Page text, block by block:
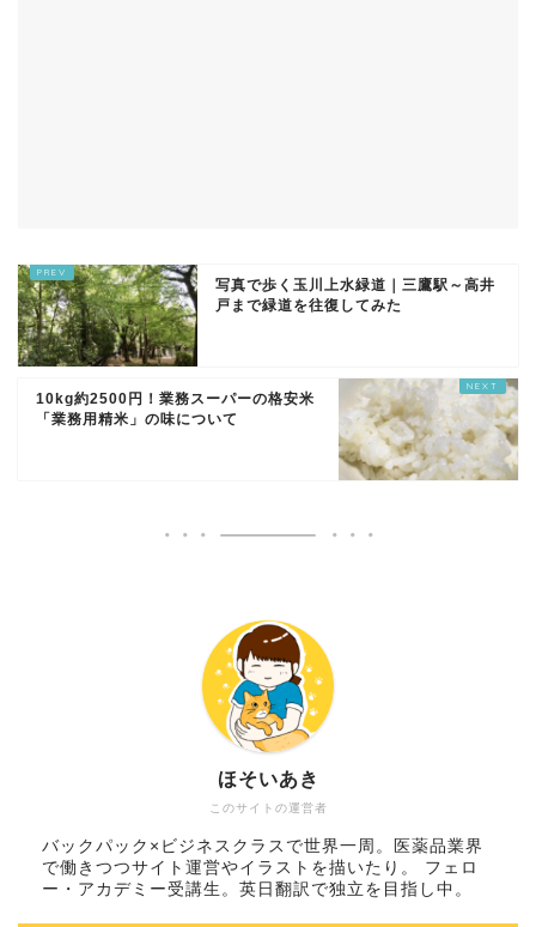
写真で歩く玉川上水緑道｜三鷹駅～高井
戸まで緑道を往復してみた
10kg約2500円！業務スーパーの格安米
「業務用精米」の味について
このサイトの運営者
ほそいあき
バックパック×ビジネスクラスで世界一周。医薬品業界
で働きつつサイト運営やイラストを描いたり。 フェロ
ー・アカデミー受講生。英日翻訳で独立を目指し中。